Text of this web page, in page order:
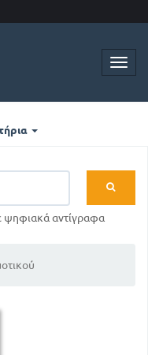
ψηφιακά αντίγραφα